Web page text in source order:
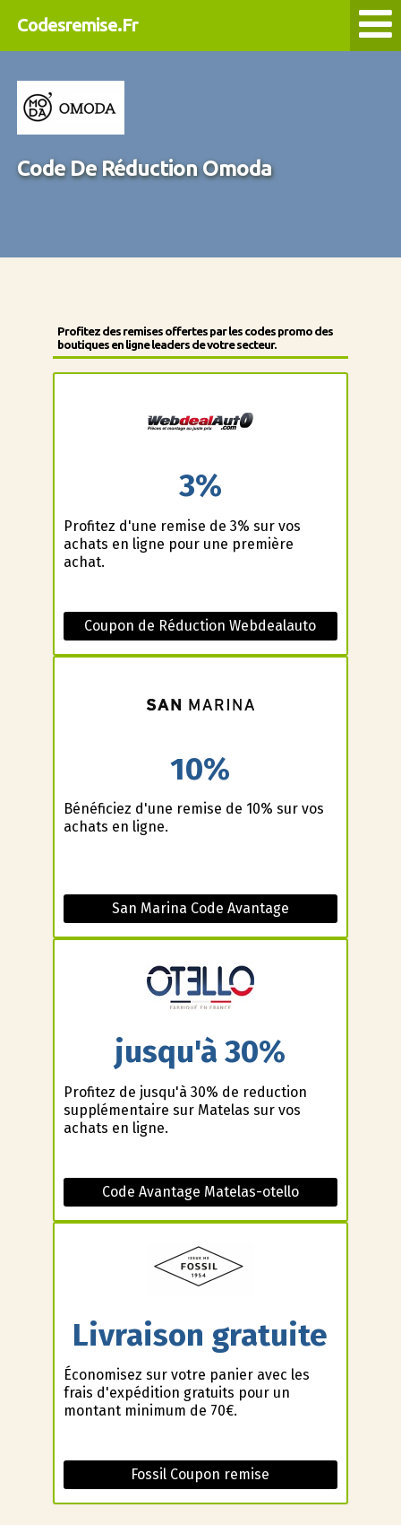
Codesremise.Fr
Code De Réduction Omoda
Profitez des remises offertes par les codes promo des
boutiques en ligne leaders de votre secteur.
3%
Profitez d'une remise de 3% sur vos
achats en ligne pour une première
achat.
Coupon de Réduction Webdealauto
10%
Bénéficiez d'une remise de 10% sur vos
achats en ligne.
San Marina Code Avantage
jusqu'à 30%
Profitez de jusqu'à 30% de reduction
supplémentaire sur Matelas sur vos
achats en ligne.
Code Avantage Matelas-otello
Livraison gratuite
Économisez sur votre panier avec les
frais d'expédition gratuits pour un
montant minimum de 70€.
Fossil Coupon remise